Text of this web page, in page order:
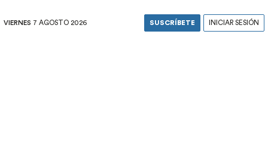
VIERNES 7 AGOSTO 2026 SUSCRÍBETE INICIAR SESIÓN